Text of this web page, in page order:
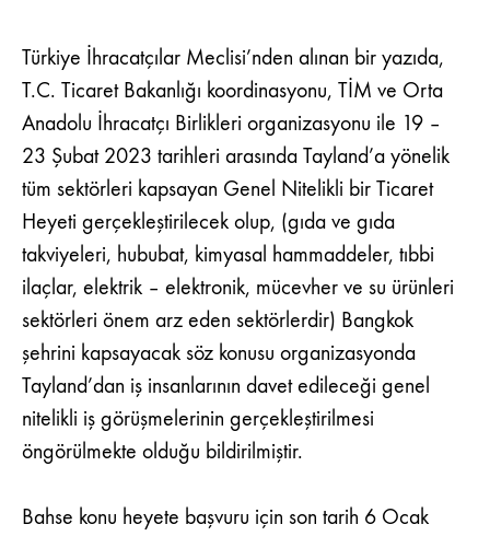
TICARET
HEYETI
19-
ŞUBAT
2023
Türkiye İhracatçılar Meclisi’nden alınan bir yazıda,
T.C. Ticaret Bakanlığı koordinasyonu, TİM ve Orta
Anadolu İhracatçı Birlikleri organizasyonu ile 19 –
23 Şubat 2023 tarihleri arasında Tayland’a yönelik
tüm sektörleri kapsayan Genel Nitelikli bir Ticaret
Heyeti gerçekleştirilecek olup, (gıda ve gıda
takviyeleri, hububat, kimyasal hammaddeler, tıbbi
ilaçlar, elektrik – elektronik, mücevher ve su ürünleri
sektörleri önem arz eden sektörlerdir) Bangkok
şehrini kapsayacak söz konusu organizasyonda
Tayland’dan iş insanlarının davet edileceği genel
nitelikli iş görüşmelerinin gerçekleştirilmesi
öngörülmekte olduğu bildirilmiştir.
Bahse konu heyete başvuru için son tarih 6 Ocak